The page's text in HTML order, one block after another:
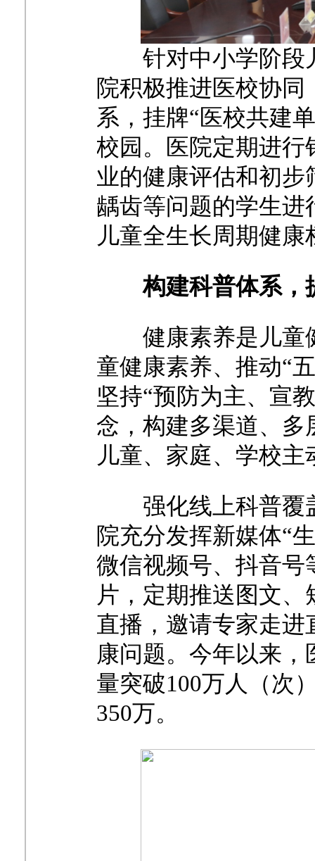
针对中小学阶段
院积极推进医校协
系，挂牌“医校共建
校园。医院定期进
业的健康评估和初
龋齿等问题的学生
儿童全生长周期健康
构建科普体系，
健康素养是儿童
童健康素养、推动“
坚持“预防为主、宣
念，构建多渠道、
儿童、家庭、学校
强化线上科普覆
院充分发挥新媒体“
微信视频号、抖音号
片，定期推送图文
直播，邀请专家走
康问题。今年以来
量突破100万人（次
350万。